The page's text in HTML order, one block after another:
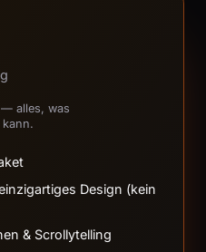
alles, was
Design (kein
& Scrollytelling